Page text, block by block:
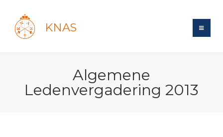
KNAS
Bond
Schermen
Algemene
Ledenvergadering 2013